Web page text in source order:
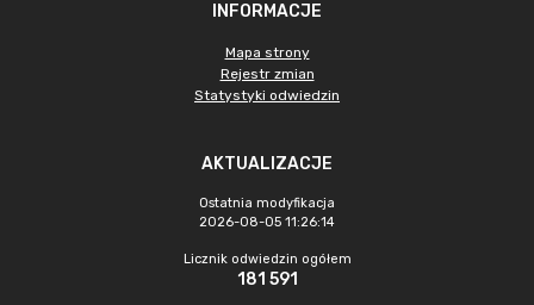
INFORMACJE
Mapa strony
Rejestr zmian
Statystyki odwiedzin
AKTUALIZACJE
Ostatnia modyfikacja
2026-08-05 11:26:14
Licznik odwiedzin ogółem
181 591